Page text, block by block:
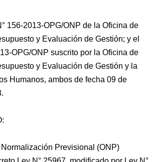
156-2013-OPG/ONP de la Oficina de
y Evaluación de Gestión; y el
OPG/ONP suscrito por la Oficina de
y Evaluación de Gestión y la
Humanos, ambos de fecha 09 de
Previsional (ONP)